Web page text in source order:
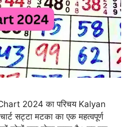
2024 का परिचय Kalyan
सट्टा मटका का एक महत्वपूर्ण